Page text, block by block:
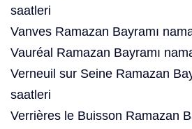
saatleri
Vanves Ramazan Bayramı
Vauréal Ramazan Bayramı
Verneuil sur Seine Ramazan
saatleri
Verrières le Buisson Ramazan